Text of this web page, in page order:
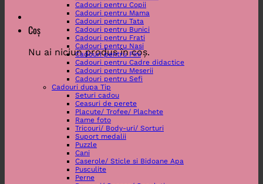
Coș
Nu ai niciun produs în coș.
Cadouri pentru Copii
Cadouri pentru Mama
Cadouri pentru Tata
Cadouri pentru Bunici
Cadouri pentru Frati
Cadouri pentru Nasi
Cadouri pentru Fini
Cadouri pentru Cadre didactice
Cadouri pentru Meserii
Cadouri pentru Sefi
Cadouri dupa Tip
Seturi cadou
Ceasuri de perete
Placute/ Trofee/ Plachete
Rame foto
Tricouri/ Body-uri/ Sorturi
Suport medalii
Puzzle
Cani
Caserole/ Sticle si Bidoane Apa
Pusculite
Perne